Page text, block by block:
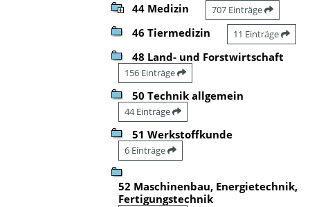
44 Medizin 707 Einträge
46 Tiermedizin 11 Einträge
48 Land- und Forstwirtschaft
156 Einträge
50 Technik allgemein
44 Einträge
51 Werkstoffkunde
6 Einträge
52 Maschinenbau, Energietechnik,
Fertigungstechnik